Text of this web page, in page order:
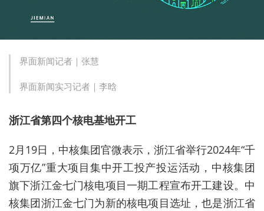
界面新闻记者｜张慧
界面新闻实习记者｜李晗
浙江省第四个核电基地开工
2月19日，中核集团官微表示，浙江省举行2024年“千
项万亿”重大项目集中开工投产投运活动，中核集团
旗下浙江金七门核电项目一期工程宣布开工建设。中
核集团浙江金七门为新的核电项目选址，也是浙江省